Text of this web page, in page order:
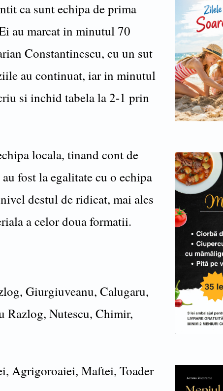
ca sunt echipa de prima
au marcat in minutul 70
Constantinescu, cu un sut
au continuat, iar in minutul
si inchid tabela la 2-1 prin
locala, tinand cont de
fost la egalitate cu o echipa
destul de ridicat, mai ales
a celor doua formatii.
Giurgiuveanu, Calugaru,
Razlog, Nutescu, Chimir,
Agrigoroaiei, Maftei, Toader